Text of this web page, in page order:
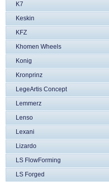
K7
Keskin
KFZ
Khomen Wheels
Konig
Kronprinz
LegeArtis Concept
Lemmerz
Lenso
Lexani
Lizardo
LS FlowForming
LS Forged